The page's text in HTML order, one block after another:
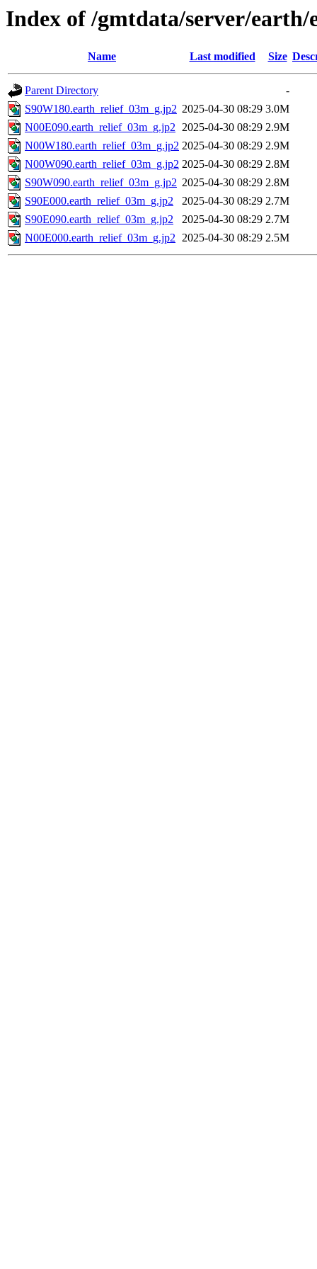
Index of /gmtdata/server/
Name Last modified Size
Parent Directory
-
S90W180.earth_relief_03m_g.jp2 2025-04-30 08:29 3.0M
N00E090.earth_relief_03m_g.jp2 2025-04-30 08:29 2.9M
N00W180.earth_relief_03m_g.jp2 2025-04-30 08:29 2.9M
N00W090.earth_relief_03m_g.jp2 2025-04-30 08:29 2.8M
S90W090.earth_relief_03m_g.jp2 2025-04-30 08:29 2.8M
S90E000.earth_relief_03m_g.jp2
2025-04-30 08:29 2.7M
S90E090.earth_relief_03m_g.jp2
2025-04-30 08:29 2.7M
N00E000.earth_relief_03m_g.jp2 2025-04-30 08:29 2.5M